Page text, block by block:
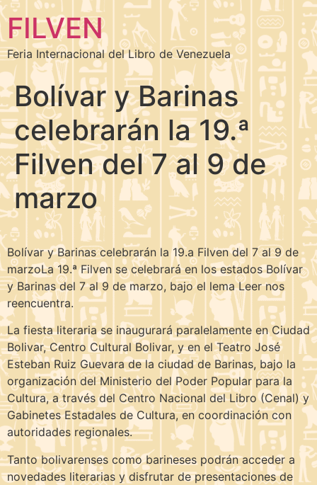
FILVEN
Feria Internacional del Libro de Venezuela
Bolívar y Barinas
celebrarán la 19.ª
Filven del 7 al 9 de
marzo
Bolívar y Barinas celebrarán la 19.a Filven del 7 al 9 de
marzoLa 19.ª Filven se celebrará en los estados Bolívar
y Barinas del 7 al 9 de marzo, bajo el lema Leer nos
reencuentra.
La fiesta literaria se inaugurará paralelamente en Ciudad
Bolivar, Centro Cultural Bolivar, y en el Teatro José
Esteban Ruiz Guevara de la ciudad de Barinas, bajo la
organización del Ministerio del Poder Popular para la
Cultura, a través del Centro Nacional del Libro (Cenal) y
Gabinetes Estadales de Cultura, en coordinación con
autoridades regionales.
Tanto bolivarenses como barineses podrán acceder a
novedades literarias y disfrutar de presentaciones de